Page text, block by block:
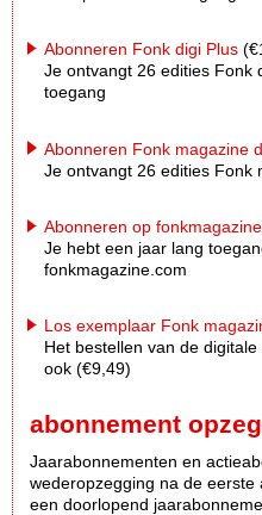
Abonneren Fonk digi Plus
Je ontvangt 26 edities Fonk
toegang
Abonneren Fonk magazine
Je ontvangt 26 edities Fonk
Abonneren op
Je hebt een jaar lang
fonkmagazine.com
Los exemplaar Fonk
Het bestellen van de
ook (€9,49)
abonnement
Jaarabonnementen en
wederopzegging na de
een doorlopend